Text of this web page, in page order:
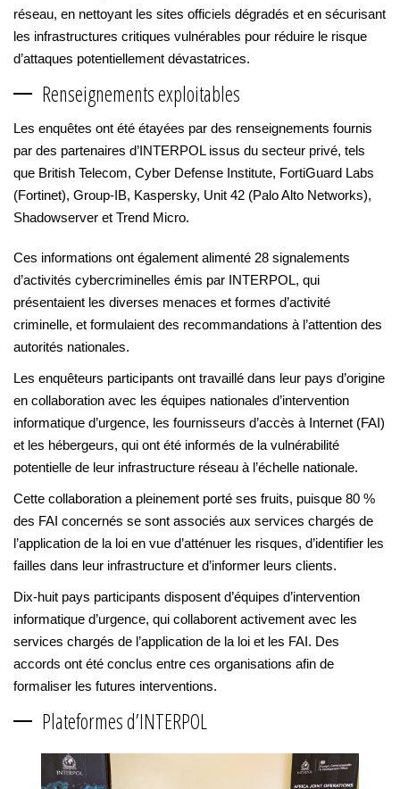
réseau, en nettoyant les sites officiels dégradés et en sécurisant
les infrastructures critiques vulnérables pour réduire le risque
d’attaques potentiellement dévastatrices.
Renseignements exploitables
Les enquêtes ont été étayées par des renseignements fournis
par des partenaires d’INTERPOL issus du secteur privé, tels
que British Telecom, Cyber Defense Institute, FortiGuard Labs
(Fortinet), Group-IB, Kaspersky, Unit 42 (Palo Alto Networks),
Shadowserver et Trend Micro.
Ces informations ont également alimenté 28 signalements
d’activités cybercriminelles émis par INTERPOL, qui
présentaient les diverses menaces et formes d’activité
criminelle, et formulaient des recommandations à l’attention des
autorités nationales.
Les enquêteurs participants ont travaillé dans leur pays d’origine
en collaboration avec les équipes nationales d’intervention
informatique d’urgence, les fournisseurs d’accès à Internet (FAI)
et les hébergeurs, qui ont été informés de la vulnérabilité
potentielle de leur infrastructure réseau à l’échelle nationale.
Cette collaboration a pleinement porté ses fruits, puisque 80 %
des FAI concernés se sont associés aux services chargés de
l’application de la loi en vue d’atténuer les risques, d’identifier les
failles dans leur infrastructure et d’informer leurs clients.
Dix-huit pays participants disposent d’équipes d’intervention
informatique d’urgence, qui collaborent activement avec les
services chargés de l’application de la loi et les FAI. Des
accords ont été conclus entre ces organisations afin de
formaliser les futures interventions.
Plateformes d’INTERPOL